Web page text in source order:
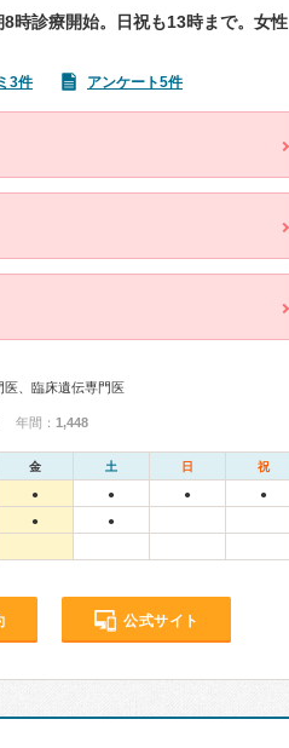
時診療開始。日祝も13時まで。女性
3件 アンケート5件
医、臨床遺伝専門医
間： 1,448
金 土 日 祝
● ● ● ●
● ●
公式サイト